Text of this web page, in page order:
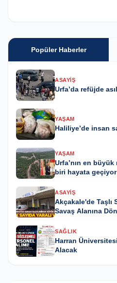
Popüler Haberler
ASAYIŞ
Urfa’da refüjde
YAŞAM
Haliliye’de insan
YAŞAM
Urfa’nın en
biri hayata geçiyor
ASAYIŞ
Akçakale'de Taşlı
Savaş Alanına
SAĞLIK
Harran
Alacak